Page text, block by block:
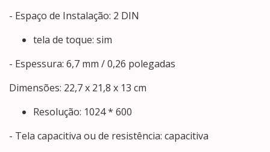
- Espaço de Instalação: 2 DIN
tela de toque: sim
- Espessura: 6,7 mm / 0,26 polegadas
Dimensões: 22,7 x 21,8 x 13 cm
Resolução: 1024 * 600
- Tela capacitiva ou de resistência: capacitiva